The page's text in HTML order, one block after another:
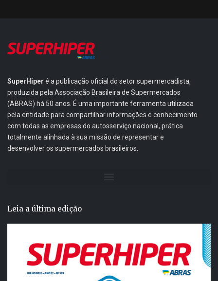
SuperHiper é a publicação oficial do setor supermercadista,
produzida pela Associação Brasileira de Supermercados
(ABRAS) há 50 anos. É uma importante ferramenta utilizada
pela entidade para compartilhar informações e conhecimento
com todas as empresas do autosserviço nacional, prática
totalmente alinhada à sua missão de representar e
desenvolver os supermercados brasileiros.
Leia a última edição